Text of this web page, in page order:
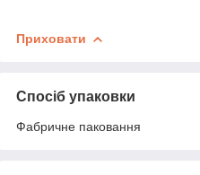
Приховати
Спосіб упаковки
Фабричне паковання